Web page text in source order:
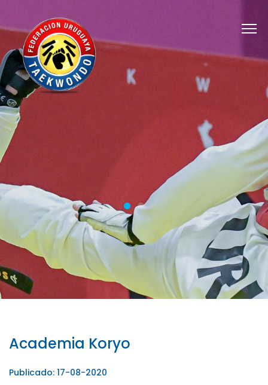
Academia Koryo
Publicado: 17-08-2020